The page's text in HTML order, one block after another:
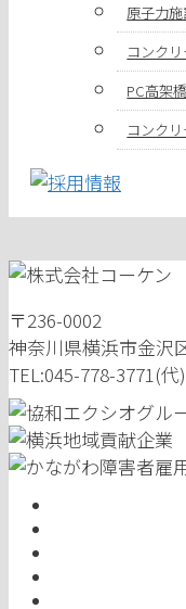
原子力
コンク
PC高架
コンク
〒236-0002
神奈川県横浜市金沢
TEL:045-778-3771(